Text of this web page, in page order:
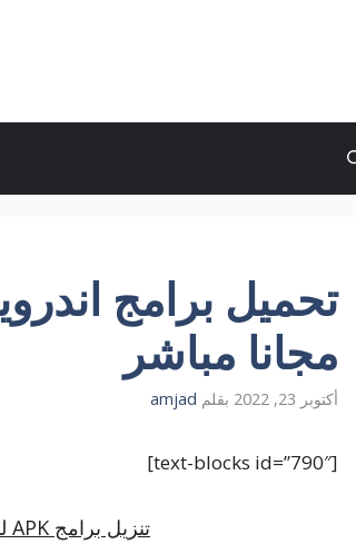
مجانا مباشر
أكتوبر 23, 2022 بقلم amjad
[text-blocks id=”790″]
تنزيل برامج APK لنظام Android مجانًا برابط مباشر